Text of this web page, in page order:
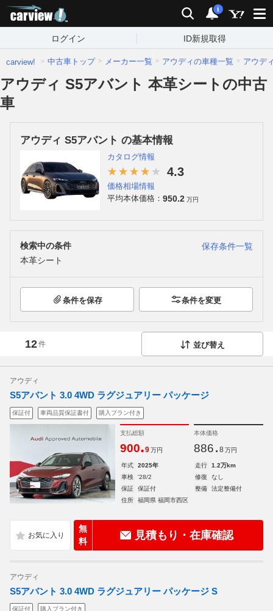
検索 通知
i
ログイン ID新規取得
carview! 中古車トップ メーカー一覧 アウディの車種一覧 アウデ
アウディ S5アバント 本革シートの中古
車
アウディ S5アバント の基本情報
カタログ情報
4.3
価格相場情報
平均本体価格： 950.2 万円
検索中の条件
保存条件一覧
本革シート
条件を保存 条件を変更
12件 並び替え
アウディ
S5アバント 3.0 4WD ラグジュアリー パッケージ
保証付 車両品質保証書付 購入プラン付き
支払総額
900.9 万円
本体価格
886. 8 万円
年式 2025年 走行
1.2万km
車検
'28/2 修復
なし
保証
保証付 整備
法定整備付
住所
福岡県 福岡市西区
無
料
見積もり・在庫確認
アウディ
S5アバント 3.0 4WD ラグジュアリー パッケージ S
保証付 購入プラン付き